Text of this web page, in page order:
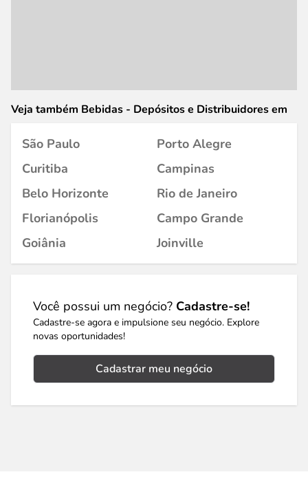
Veja também Bebidas - Depósitos e Distribuidores em
São Paulo
Porto Alegre
Curitiba
Campinas
Belo Horizonte
Rio de Janeiro
Florianópolis
Campo Grande
Goiânia
Joinville
Você possui um negócio? Cadastre-se!
Cadastre-se agora e impulsione seu negócio. Explore
novas oportunidades!
Cadastrar meu negócio